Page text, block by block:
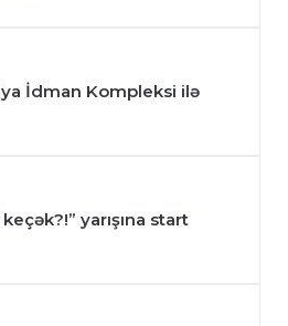
İdman Kompleksi ilə
yarışına start